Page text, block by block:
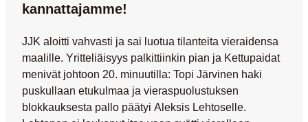
kannattajamme!
JJK aloitti vahvasti ja sai luotua tilanteita vieraidensa
maalille. Yritteliäisyys palkittiinkin pian ja Kettupaidat
menivät johtoon 20. minuutilla: Topi Järvinen haki
puskullaan etukulmaa ja vieraspuolustuksen
blokkauksesta pallo päätyi Aleksis Lehtoselle.